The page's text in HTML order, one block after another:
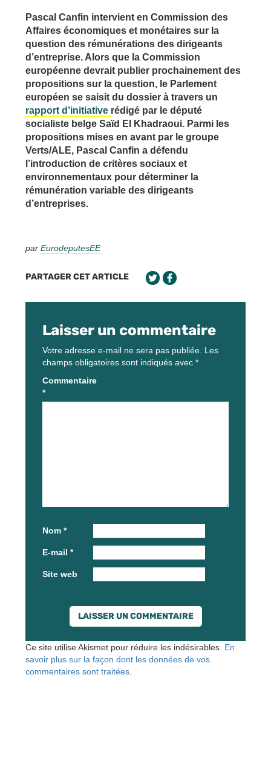
Pascal Canfin intervient en Commission des
Affaires économiques et monétaires sur la
question des rémunérations des dirigeants
d’entreprise. Alors que la Commission
européenne devrait publier prochainement des
propositions sur la question, le Parlement
européen se saisit du dossier à travers un
rapport d’initiative rédigé par le député
socialiste belge Saïd El Khadraoui. Parmi les
propositions mises en avant par le groupe
Verts/ALE, Pascal Canfin a défendu
l’introduction de critères sociaux et
environnementaux pour déterminer la
rémunération variable des dirigeants
d’entreprises.
par EurodeputesEE
PARTAGER CET ARTICLE
Laisser un commentaire
Votre adresse e-mail ne sera pas publiée. Les
champs obligatoires sont indiqués avec *
Commentaire
*
Nom *
E-mail *
Site web
Ce site utilise Akismet pour réduire les indésirables. En
savoir plus sur la façon dont les données de vos
commentaires sont traitées.